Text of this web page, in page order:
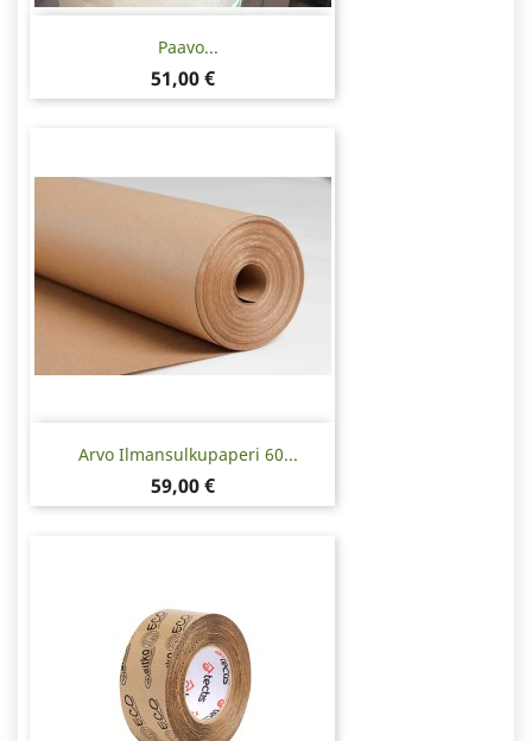
Paavo...
Hinta
51,00 €
Arvo Ilmansulkupaperi 60...
Hinta
59,00 €